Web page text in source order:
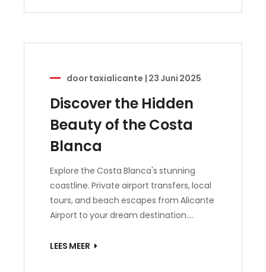
doortaxialicante | 23 Juni 2025
Discover the Hidden
Beauty of the Costa
Blanca
Explore the Costa Blanca's stunning
coastline. Private airport transfers, local
tours, and beach escapes from Alicante
Airport to your dream destination.…
LEES MEER